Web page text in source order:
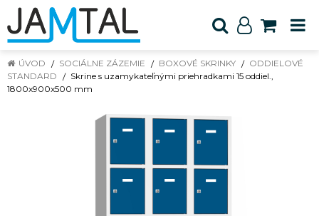
ÚVOD SOCIÁLNE ZÁZEMIE BOXOVÉ SKRINKY
ODDIELOVÉ
STANDARD
Skrine s uzamykateľnými priehradkami 15 oddiel.,
1800x900x500 mm